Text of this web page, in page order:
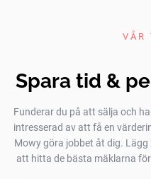
VÅR
Spara tid &
Funderar du på att sälja och
intresserad av att få en
Mowy göra jobbet åt dig.
att hitta de bästa mäklarna